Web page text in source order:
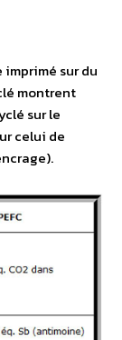
sur du
montrent
sur le
celui de